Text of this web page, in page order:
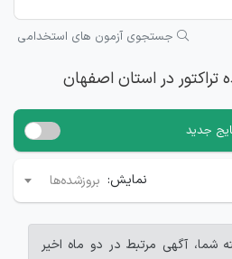
جستجوی آزمون های استخدامی
تراکتور در استان اصفهان
جدید
نمایش: بروزشده‌ها
شما، آگهی مرتبط در دو ماه اخیر